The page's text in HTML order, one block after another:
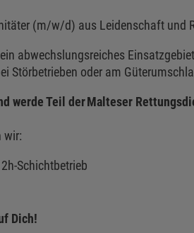
(m/w/d) aus Leidenschaft und
abwechslungsreiches
Störbetrieben oder am
werde Teil der Malteser
wir:
Schichtbetrieb
Dich!